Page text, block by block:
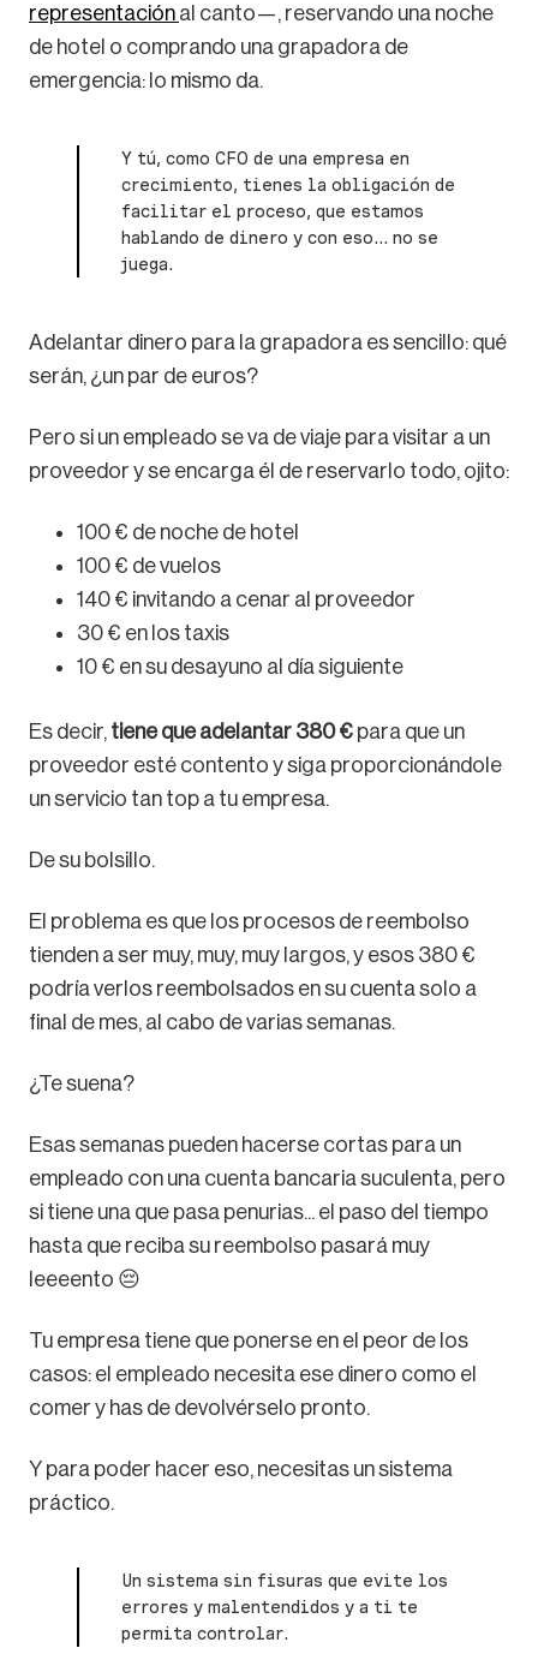
representación al canto—, reservando una noche
de hotel o comprando una grapadora de
emergencia: lo mismo da.
Y tú, como CFO de una empresa en
crecimiento, tienes la obligación de
facilitar el proceso, que estamos
hablando de dinero y con eso... no se
juega.
Adelantar dinero para la grapadora es sencillo: qué
serán, ¿un par de euros?
Pero si un empleado se va de viaje para visitar a un
proveedor y se encarga él de reservarlo todo, ojito:
100 € de noche de hotel
100 € de vuelos
140 € invitando a cenar al proveedor
30 € en los taxis
10 € en su desayuno al día siguiente
Es decir, tiene que adelantar 380 € para que un
proveedor esté contento y siga proporcionándole
un servicio tan top a tu empresa.
De su bolsillo.
El problema es que los procesos de reembolso
tienden a ser muy, muy, muy largos, y esos 380 €
podría verlos reembolsados en su cuenta solo a
final de mes, al cabo de varias semanas.
¿Te suena?
Esas semanas pueden hacerse cortas para un
empleado con una cuenta bancaria suculenta, pero
si tiene una que pasa penurias... el paso del tiempo
hasta que reciba su reembolso pasará muy
leeeento 😔
Tu empresa tiene que ponerse en el peor de los
casos: el empleado necesita ese dinero como el
comer y has de devolvérselo pronto.
Y para poder hacer eso, necesitas un sistema
práctico.
Un sistema sin fisuras que evite los
errores y malentendidos y a ti te
permita controlar.